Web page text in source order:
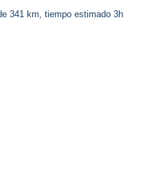
341 km, tiempo estimado 3h